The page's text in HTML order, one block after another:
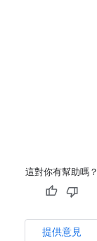
這對你有幫助嗎？
提供意見